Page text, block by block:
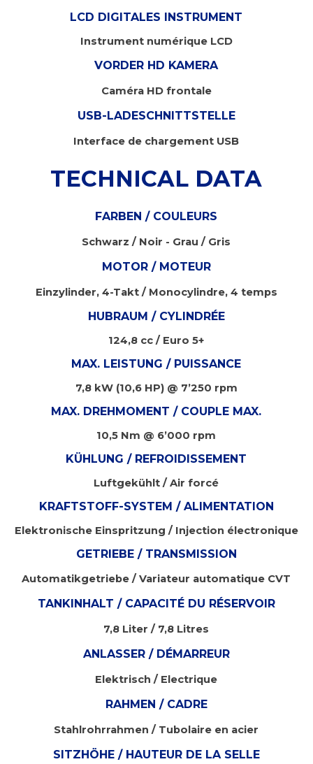
LCD DIGITALES INSTRUMENT
Instrument numérique LCD
VORDER HD KAMERA
Caméra HD frontale
USB-LADESCHNITTSTELLE
Interface de chargement USB
TECHNICAL DATA
FARBEN / COULEURS
Schwarz / Noir - Grau / Gris
MOTOR / MOTEUR
Einzylinder, 4-Takt / Monocylindre, 4 temps
HUBRAUM / CYLINDRÉE
124,8 cc / Euro 5+
MAX. LEISTUNG / PUISSANCE
7,8 kW (10,6 HP) @ 7’250 rpm
MAX. DREHMOMENT / COUPLE MAX.
10,5 Nm @ 6’000 rpm
KÜHLUNG / REFROIDISSEMENT
Luftgekühlt / Air forcé
KRAFTSTOFF-SYSTEM / ALIMENTATION
Elektronische Einspritzung / Injection électronique
GETRIEBE / TRANSMISSION
Automatikgetriebe / Variateur automatique CVT
TANKINHALT / CAPACITÉ DU RÉSERVOIR
7,8 Liter / 7,8 Litres
ANLASSER / DÉMARREUR
Elektrisch / Electrique
RAHMEN / CADRE
Stahlrohrrahmen / Tubolaire en acier
SITZHÖHE / HAUTEUR DE LA SELLE